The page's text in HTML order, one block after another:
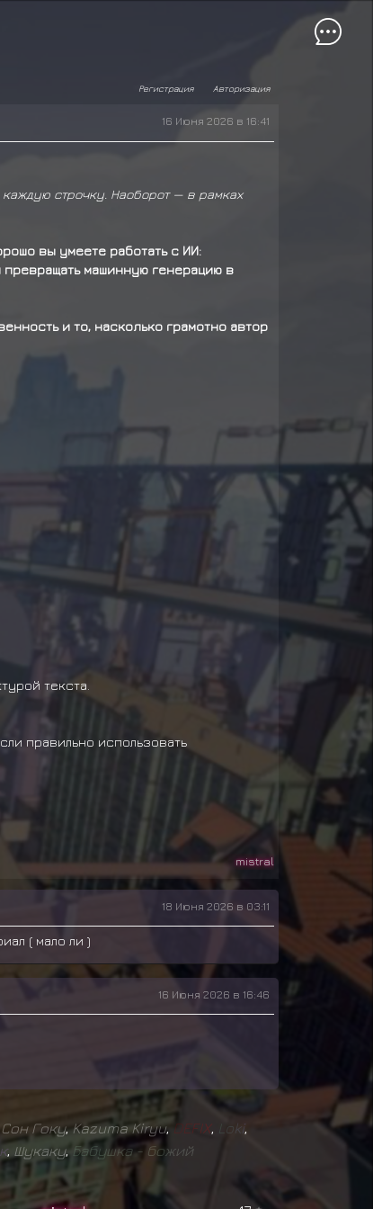
Авторизация
Регистрация
16 Июня 2026 в 16:41
строчку. Наоборот — в рамках
вы умеете работать с ИИ:
превращать машинную генерацию в
и то, насколько грамотно автор
текста.
правильно использовать
mistral
18 Июня 2026 в 03:11
( мало ли )
16 Июня 2026 в 16:46
Сон Гоку, Kazuma Kiryu, DEFIX, L oki,
к, Шукаку, Бабушка - божий